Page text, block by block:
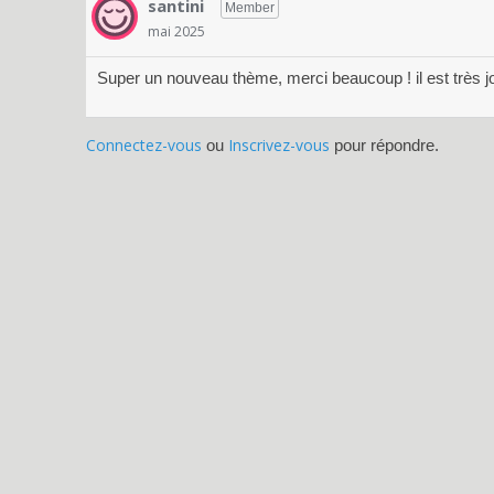
santini Member
mai 2025
Super un nouveau thème, merci beaucoup ! il est très
Connectez-vous ou Inscrivez-vous pour répondre.